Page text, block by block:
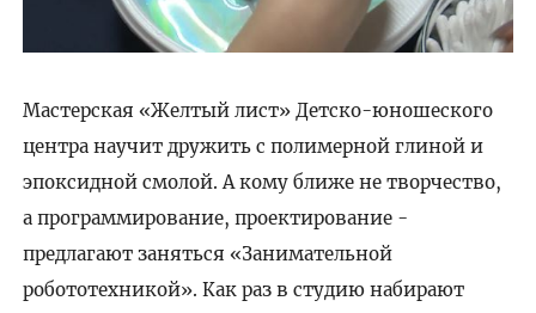
Мастерская «Желтый лист» Детско-юношеского
центра научит дружить с полимерной глиной и
эпоксидной смолой. А кому ближе не творчество,
а программирование, проектирование -
предлагают заняться «Занимательной
робототехникой». Как раз в студию набирают